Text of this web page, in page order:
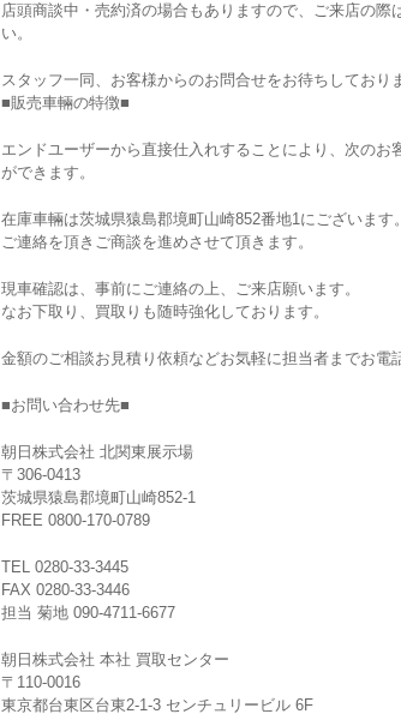
店頭商談中・売約済の場合もありますので、ご来店の
い。
スタッフ一同、お客様からのお問合せをお待ちしており
■販売車輛の特徴■
エンドユーザーから直接仕入れすることにより、次のお
ができます。
在庫車輛は茨城県猿島郡境町山崎852番地1にございます
ご連絡を頂きご商談を進めさせて頂きます。
現車確認は、事前にご連絡の上、ご来店願います。
なお下取り、買取りも随時強化しております。
金額のご相談お見積り依頼などお気軽に担当者までお電
■お問い合わせ先■
朝日株式会社 北関東展示場
〒306-0413
茨城県猿島郡境町山崎852-1
FREE 0800-170-0789
TEL 0280-33-3445
FAX 0280-33-3446
担当 菊地 090-4711-6677
朝日株式会社 本社 買取センター
〒110-0016
東京都台東区台東2-1-3 センチュリービル 6F